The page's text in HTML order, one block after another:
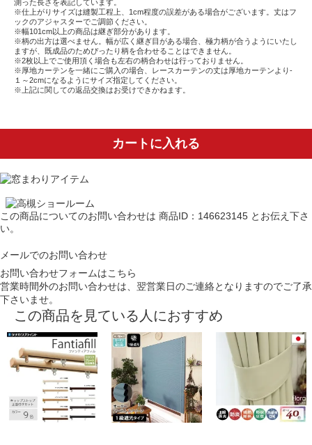
測った長さを表記しています。
※仕上がりサイズは縫製工程上、1cm程度の誤差がある場合がございます。丈はフ
ックのアジャスターでご調節ください。
※幅101cm以上の商品は継ぎ部分があります。
※柄の出方は選べません。幅が広く継ぎ目がある場合、極力柄が合うようにいたし
ますが、既成品のためぴったり柄を合わせることはできません。
※2枚以上でご使用頂く場合も左右の柄合わせは行っておりません。
※厚地カーテンを一緒にご購入の場合、レースカーテンの丈は厚地カーテンより-
１～2cmになるようにサイズ指定してください。
※上記に関しての返品交換はお受けできかねます。
カートに入れる
この商品についてのお問い合わせは 商品ID：146623145 とお伝え下さ
い。
メールでのお問い合わせ
お問い合わせフォームはこちら
営業時間外のお問い合わせは、翌営業日のご連絡となりますのでご了承
下さいませ。
この商品を見ている人におすすめ